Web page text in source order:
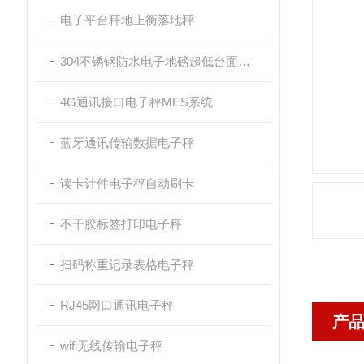
电子平台秤地上衡落地秤
304不锈钢防水电子地磅超低台面带斜坡
4G通讯接口电子秤MES系统
蓝牙通讯传输数据电子秤
读卡计件电子秤自动刷卡
不干胶标签打印电子秤
扫码称重记录表格电子秤
RJ45网口通讯电子秤
wifi无线传输电子秤
产